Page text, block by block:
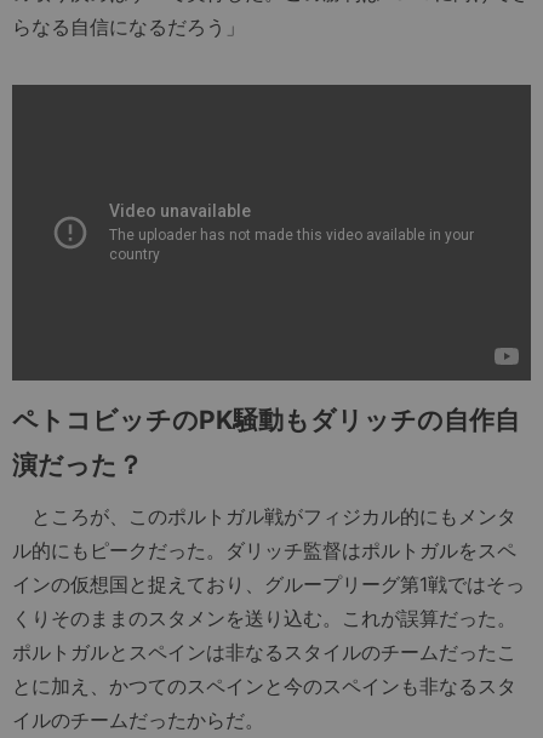
らなる自信になるだろう」
ペトコビッチのPK騒動もダリッチの自作自
演だった？
ところが、このポルトガル戦がフィジカル的にもメンタ
ル的にもピークだった。ダリッチ監督はポルトガルをスペ
インの仮想国と捉えており、グループリーグ第1戦ではそっ
くりそのままのスタメンを送り込む。これが誤算だった。
ポルトガルとスペインは非なるスタイルのチームだったこ
とに加え、かつてのスペインと今のスペインも非なるスタ
イルのチームだったからだ。